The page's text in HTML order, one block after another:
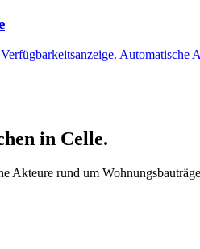
Automatische
in Celle.
Akteure rund um